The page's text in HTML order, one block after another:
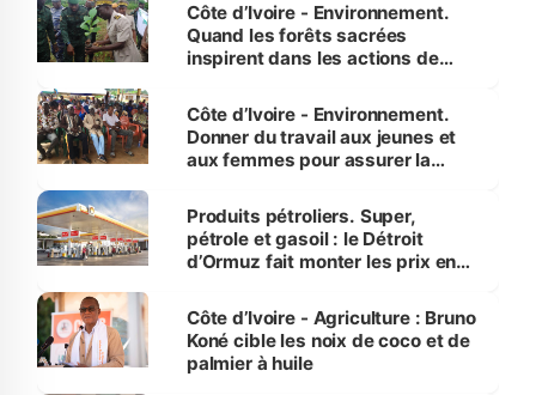
Côte d’Ivoire - Environnement.
Quand les forêts sacrées
inspirent dans les actions de
Côte d’Ivoire - Environnement.
Donner du travail aux jeunes et
aux femmes pour assurer la
menacées
Produits pétroliers. Super,
pétrole et gasoil : le Détroit
d’Ormuz fait monter les prix en
Côte d’Ivoire - Agriculture : Bruno
Koné cible les noix de coco et de
palmier à huile